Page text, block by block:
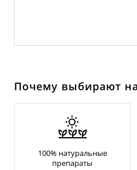
Почему выбирают
100% натуральные
препараты